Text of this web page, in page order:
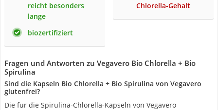
reicht besonders
lange
biozertifiziert
Chlorella-Gehalt
Fragen und Antworten zu Vegavero Bio Chlorella + Bio
Spirulina
Sind die Kapseln Bio Chlorella + Bio Spirulina von Vegavero
glutenfrei?
Die für die Spirulina-Chlorella-Kapseln von Vegavero